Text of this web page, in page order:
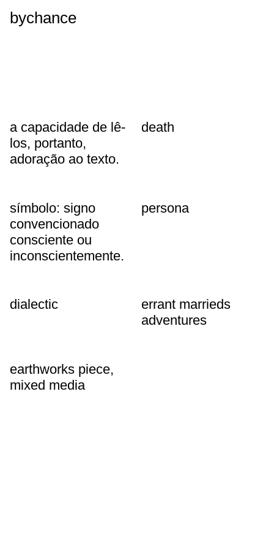
bychance
a capacidade de lê-
los, portanto,
adoração ao texto.
death
símbolo: signo
convencionado
consciente ou
inconscientemente.
persona
dialectic
errant marrieds
adventures
earthworks piece,
mixed media